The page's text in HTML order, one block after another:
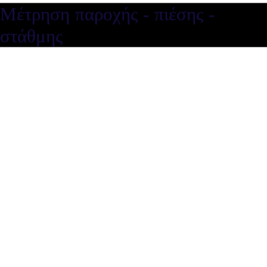
Μέτρηση παροχής - πιέσης -
στάθμης